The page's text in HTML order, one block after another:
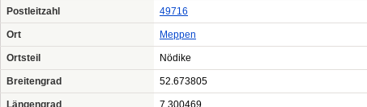
Postleitzahl 49716
Ort Meppen
Ortsteil Nödike
Breitengrad 52.673805
Längengrad 7.300469